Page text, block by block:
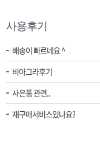
사용후기
배송이 빠르네요 ^
비아그라후기
사은품 관련..
재구매서비스있나요?